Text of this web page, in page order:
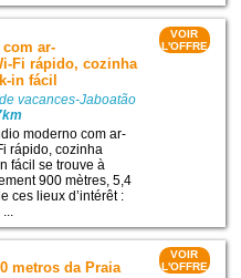
ar-
Fi rápido, cozinha
in fácil
vacances-Jaboatão
moderno com ar-
rápido, cozinha
fácil se trouve à
900 mètres, 5,4
ces lieux d’intérêt :
...
VOIR
L'OFFRE
metros da Praia
VOIR
L'OFFRE